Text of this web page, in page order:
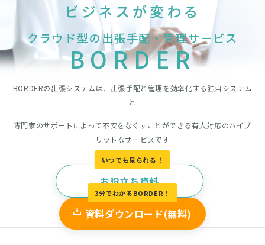
ビジネスが変わる
クラウド型の出張手配・管理サービス
BORDER
BORDERの出張システムは、出張手配と管理を効率化する独自システム
と
専門家のサポートによって不安をなくすことができる有人対応のハイブ
リットなサービスです
いつでも見られる！
お役立ち資料
3分でわかるBORDER！
資料ダウンロード(無料)